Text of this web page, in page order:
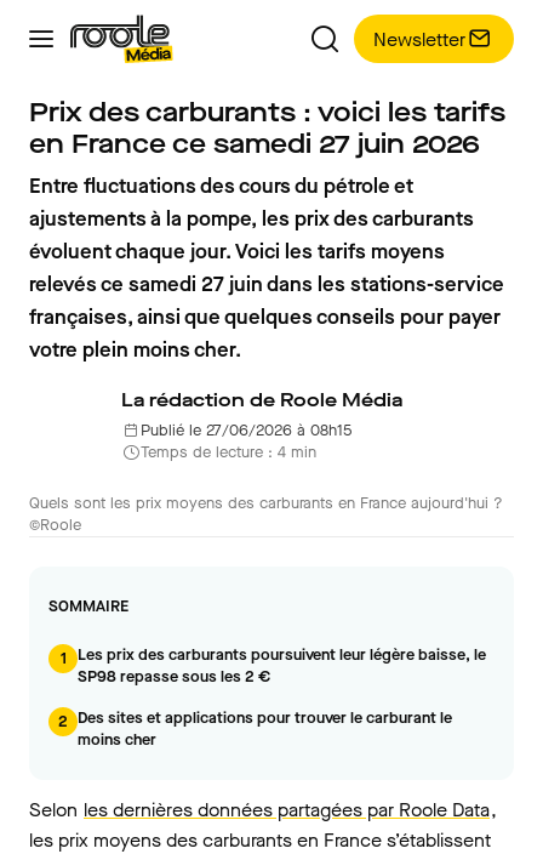
Newsletter
Prix des carburants : voici les tarifs
en France ce samedi 27 juin 2026
Entre fluctuations des cours du pétrole et
ajustements à la pompe, les prix des carburants
évoluent chaque jour. Voici les tarifs moyens
relevés ce samedi 27 juin dans les stations-service
françaises, ainsi que quelques conseils pour payer
votre plein moins cher.
La rédaction de Roole Média
Publié le 27/06/2026 à 08h15
Temps de lecture : 4 min
Quels sont les prix moyens des carburants en France aujourd'hui ?
©Roole
SOMMAIRE
1
Les prix des carburants poursuivent leur légère baisse, le
SP98 repasse sous les 2 €
2 Des sites et applications pour trouver le carburant le
moins cher
Selon les dernières données partagées par Roole Data,
les prix moyens des carburants en France s’établissent